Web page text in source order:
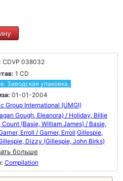
CDVP 038032
1 CD
Заводская упаковка.
01-01-2004
Group International (UMGI)
Gough, Eleanora) / Holiday, Billie
Count (Basie, William James) / Basie,
Erroll / Garner, Erroll Gillespie,
Dizzy (Gillespie, John Birks)
больше
Compilation